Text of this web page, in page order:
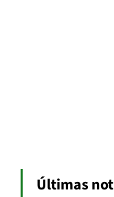
Últimas